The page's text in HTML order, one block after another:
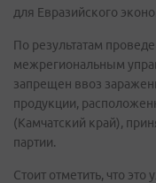
для Евразийского
По результатам
межрегиональным
запрещен ввоз
продукции,
(Камчатский край),
партии.
Стоит отметить, что